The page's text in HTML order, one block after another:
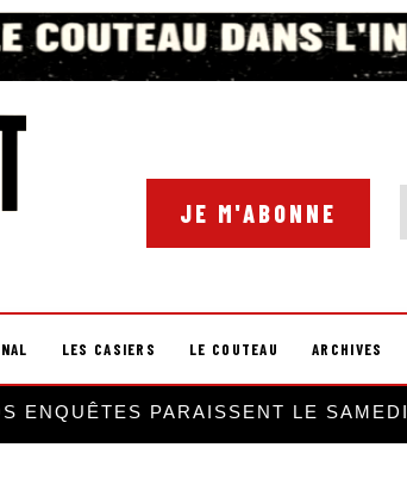
JE M'ABONNE
LES CASIERS LE COUTEAU ARCHIVES
ENQUÊTES PARAISSENT LE SAMEDI